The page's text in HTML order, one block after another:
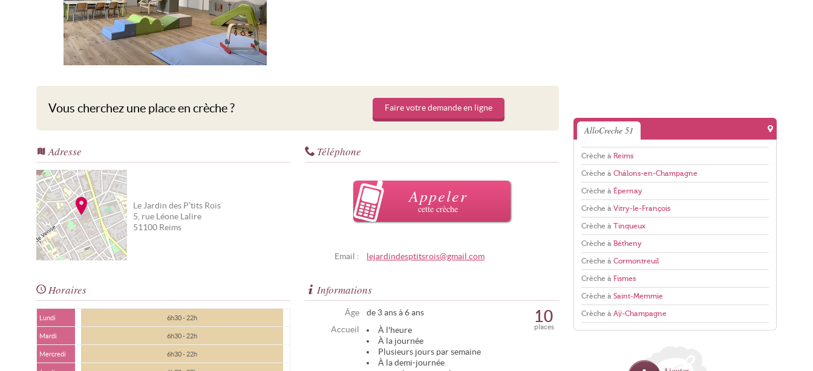
Le Jardin des P’tits Rois
Vous cherchez une place en crèche ? Faire votre demande en ligne
Adresse
Le Jardin des P’tits Rois
5, rue Léone Lalire
51100 Reims
Téléphone
Appeler
cette crèche
Email : lejardindesptitsrois@gmail.com
Horaires
Lundi 6h30 - 22h
Mardi 6h30 - 22h
Mercredi 6h30 - 22h
Informations
Âge
de 3 ans à 6 ans
Accueil
À l'heure
À la journée
Plusieurs jours par semaine
À la demi-journée
places
10
AlloCreche 51
Crèche à Reims
Crèche à Châlons-en-Champagne
Crèche à Épernay
Crèche à Vitry-le-François
Crèche à Tinqueux
Crèche à Bétheny
Crèche à Cormontreuil
Crèche à Fismes
Crèche à Saint-Memmie
Crèche à Aÿ-Champagne